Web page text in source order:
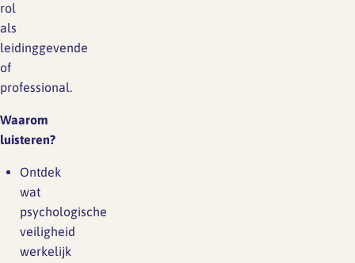
rol
als
leidinggevende
of
professional.
Waarom
luisteren?
Ontdek
wat
psychologische
veiligheid
werkelijk